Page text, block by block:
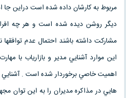
مربوط به كارشان داده شده است دراين جا
ديگر روشن ديده شده است و هر چه
مشاركت داشته باشند احتمال عدم
اين موارد آشنايي مدير و بازارياب با
اهميت خاصي برخوردار شده است . آشنايي
هايي در مذاكره مديران را به اين توان